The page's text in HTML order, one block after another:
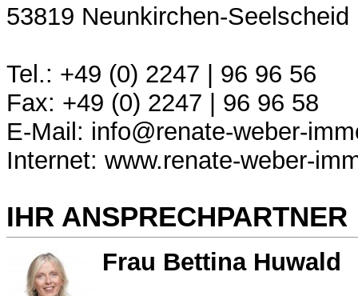
53819 Neunkirchen-Seelscheid
Tel.: +49 (0) 2247 | 96 96 56
Fax: +49 (0) 2247 | 96 96 58
E-Mail: info@renate-weber-
Internet: www.renate-weber-
IHR ANSPRECHPARTNER
Frau Bettina Huwald